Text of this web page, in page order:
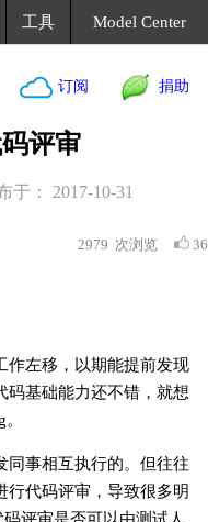
工具 Model Center
订阅 捐助
评审
于： 2017-10-31
2979 次浏览 36
作左移，以期能提前发现
码基础能力还不错，就想
同事相互执行的。但往往
行代码评审，导致很多明